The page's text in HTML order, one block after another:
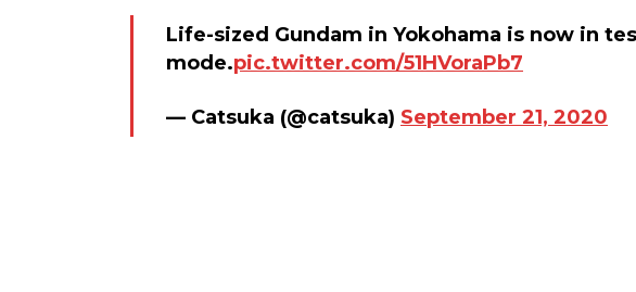
Life-sized Gundam in Yokohama is now in
mode.pic.twitter.com/51HVoraPb7
— Catsuka (@catsuka) September 21, 2020